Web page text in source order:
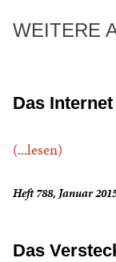
WEITERE
Das
(...lesen)
Heft 788, Januar
Das